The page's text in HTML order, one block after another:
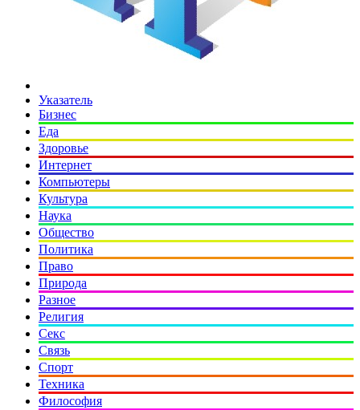
Указатель
Бизнес
Еда
Здоровье
Интернет
Компьютеры
Культура
Наука
Общество
Политика
Право
Природа
Разное
Религия
Секс
Связь
Спорт
Техника
Философия